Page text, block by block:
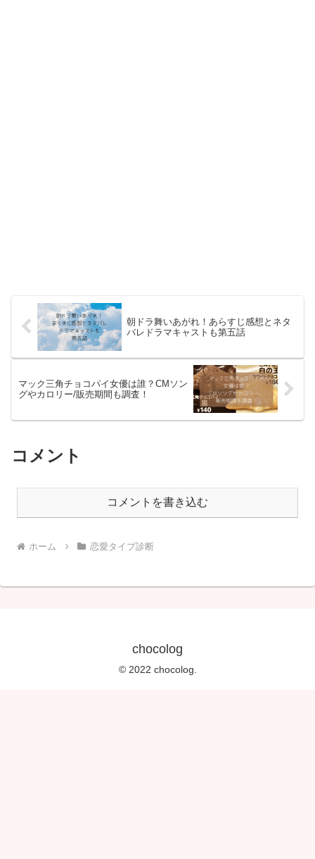
朝ドラ舞いあがれ！あらすじ感想とネタ
バレドラマキャストも第五話
マック三角チョコパイ女優は誰？CMソン
グやカロリー/販売期間も調査！
コメント
コメントを書き込む
ホーム 恋愛タイプ診断
chocolog
© 2022 chocolog.